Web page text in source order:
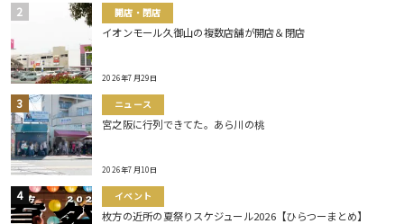
開店・閉店
イオンモール久御山の複数店舗が開店＆閉店
2026年7月29日
ニュース
宮之阪に行列できてた。あら川の桃
2026年7月10日
イベント
枚方の近所の夏祭りスケジュール2026【ひらつーまとめ】